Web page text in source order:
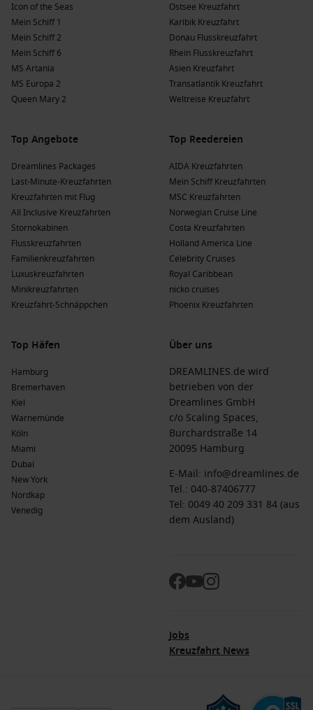
Icon of the Seas
Mein Schiff 1
Mein Schiff 2
Mein Schiff 6
MS Artania
MS Europa 2
Queen Mary 2
Ostsee Kreuzfahrt
Karibik Kreuzfahrt
Donau Flusskreuzfahrt
Rhein Flusskreuzfahrt
Asien Kreuzfahrt
Transatlantik Kreuzfahrt
Weltreise Kreuzfahrt
Top Angebote
Dreamlines Packages
Last-Minute-Kreuzfahrten
Kreuzfahrten mit Flug
All Inclusive Kreuzfahrten
Stornokabinen
Flusskreuzfahrten
Familienkreuzfahrten
Luxuskreuzfahrten
Minikreuzfahrten
Kreuzfahrt-Schnäppchen
Top Reedereien
AIDA Kreuzfahrten
Mein Schiff Kreuzfahrten
MSC Kreuzfahrten
Norwegian Cruise Line
Costa Kreuzfahrten
Holland America Line
Celebrity Cruises
Royal Caribbean
nicko cruises
Phoenix Kreuzfahrten
Top Häfen
Hamburg
Bremerhaven
Kiel
Warnemünde
Köln
Miami
Dubai
New York
Nordkap
Venedig
Über uns
DREAMLINES.de wird
betrieben von der
Dreamlines GmbH
c/o Scaling Spaces,
Burchardstraße 14
20095 Hamburg
E-Mail: info@dreamlines.de
Tel.: 040-87406777
Tel: 0049 40 209 331 84 (aus
dem Ausland)
Jobs
Kreuzfahrt News